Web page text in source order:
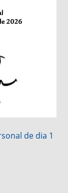
de dia 1